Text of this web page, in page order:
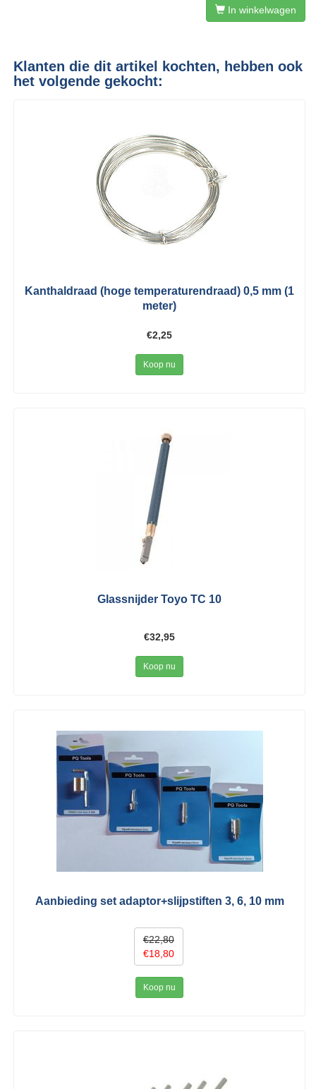
In winkelwagen
Klanten die dit artikel kochten, hebben ook
het volgende gekocht:
Kanthaldraad (hoge temperaturendraad) 0,5 mm (1
meter)
€2,25
Koop nu
Glassnijder Toyo TC 10
€32,95
Koop nu
Aanbieding set adaptor+slijpstiften 3, 6, 10 mm
€22,80
€18,80
Koop nu